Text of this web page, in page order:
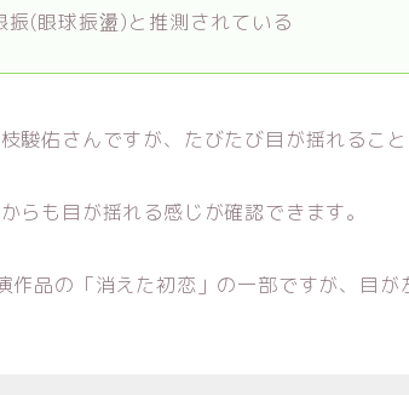
振(眼球振盪)と推測されている
駿佑さんですが、たびたび目が揺れること
らも目が揺れる感じが確認できます。
作品の「消えた初恋」の一部ですが、目